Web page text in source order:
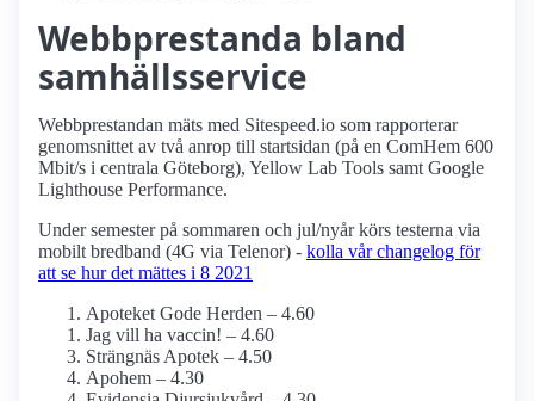
Webbprestanda bland
samhälls­service
Webbprestandan mäts med Sitespeed.io som rapporterar
genomsnittet av två anrop till startsidan (på en ComHem 600
Mbit/s i centrala Göteborg), Yellow Lab Tools samt Google
Lighthouse Performance.
Under semester på sommaren och jul/nyår körs testerna via
mobilt bredband (4G via Telenor) - kolla vår changelog för
att se hur det mättes i 8 2021
Apoteket Gode Herden – 4.60
Jag vill ha vaccin! – 4.60
Strängnäs Apotek – 4.50
Apohem – 4.30